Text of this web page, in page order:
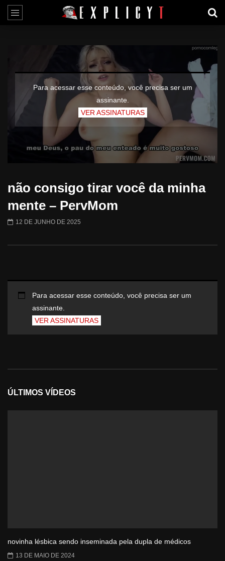
Para acessar esse conteúdo, você precisa ser um
assinante.
VER ASSINATURAS
não consigo tirar você da minha
mente – PervMom
12 DE JUNHO DE 2025
Para acessar esse conteúdo, você precisa ser um
assinante.
VER ASSINATURAS
ÚLTIMOS VÍDEOS
novinha lésbica sendo inseminada pela dupla de médicos
13 DE MAIO DE 2024